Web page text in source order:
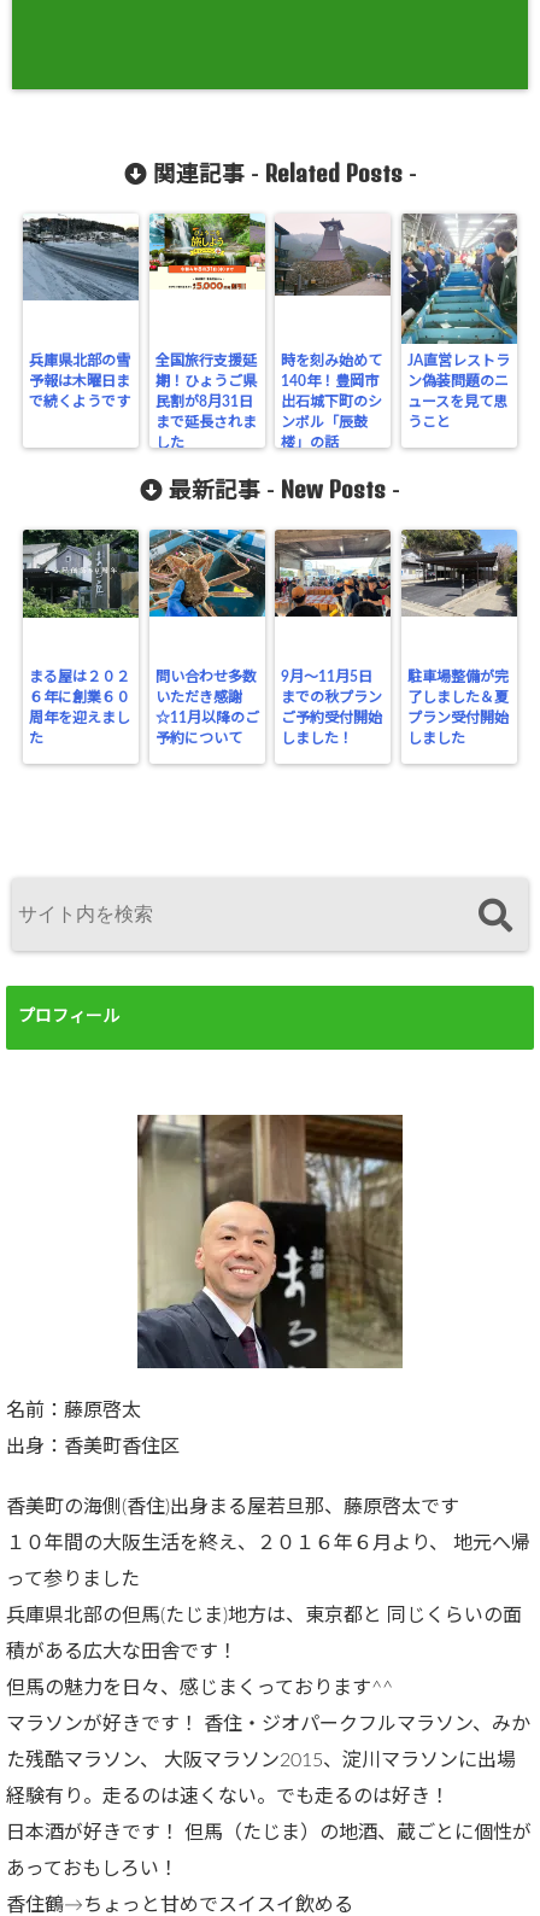
関連記事 - Related Posts-
兵庫県北部の雪
予報は木曜日ま
で続くようです
全国旅行支援延
期！ひょうご県
民割が8月31日
まで延長されま
した
時を刻み始めて
140年！豊岡市
出石城下町のシ
ンボル「辰鼓
楼」の話
JA直営レストラ
ン偽装問題のニ
ュースを見て思
うこと
最新記事 - New Posts -
まる屋は２０２
６年に創業６０
周年を迎えまし
た
問い合わせ多数
いただき感謝
☆11月以降のご
予約について
9月～11月5日
までの秋プラン
ご予約受付開始
しました！
駐車場整備が完
了しました＆夏
プラン受付開始
しました
プロフィール
名前：藤原啓太
出身：香美町香住区
香美町の海側(香住)出身まる屋若旦那、藤原啓太です
１０年間の大阪生活を終え、２０１６年６月より、 地元へ帰
って参りました
兵庫県北部の但馬(たじま)地方は、東京都と 同じくらいの面
積がある広大な田舎です！
但馬の魅力を日々、感じまくっております^^
マラソンが好きです！ 香住・ジオパークフルマラソン、みか
た残酷マラソン、 大阪マラソン2015、淀川マラソンに出場
経験有り。走るのは速くない。でも走るのは好き！
日本酒が好きです！ 但馬（たじま）の地酒、蔵ごとに個性が
あっておもしろい！
香住鶴→ちょっと甘めでスイスイ飲める